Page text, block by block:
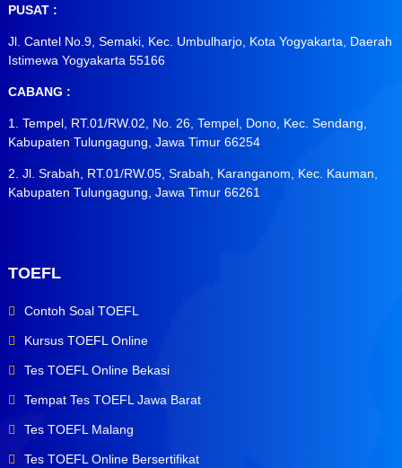
PUSAT :
Jl. Cantel No.9, Semaki, Kec. Umbulharjo, Kota Yogyakarta, Daerah
Istimewa Yogyakarta 55166
CABANG :
1. Tempel, RT.01/RW.02, No. 26, Tempel, Dono, Kec. Sendang,
Kabupaten Tulungagung, Jawa Timur 66254
2. Jl. Srabah, RT.01/RW.05, Srabah, Karanganom, Kec. Kauman,
Kabupaten Tulungagung, Jawa Timur 66261
TOEFL
Contoh Soal TOEFL
Kursus TOEFL Online
Tes TOEFL Online Bekasi
Tempat Tes TOEFL Jawa Barat
Tes TOEFL Malang
Tes TOEFL Online Bersertifikat